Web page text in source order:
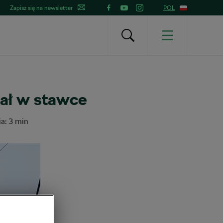
Zapisz się na newsletter POL
w stawce
3 min